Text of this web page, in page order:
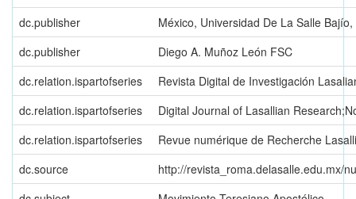
dc.publisher
México, Universidad De La Salle
dc.publisher
Diego A. Muñoz León FSC
dc.relation.ispartofseries
Revista Digital de Investigación
dc.relation.ispartofseries
Digital Journal of Lasallian
dc.relation.ispartofseries
Revue numérique de Recherche
dc.source
http://revista_roma.delasalle.edu.mx/